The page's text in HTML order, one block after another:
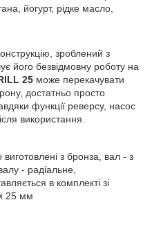
йогурт, рідке масло,
зроблений з
його безвідмовну роботу на
25 може перекачувати
достатньо просто
функції реверсу, насос
використання.
виготовлені з бронза, вал - з
- радіальне,
в комплекті зі
25 мм